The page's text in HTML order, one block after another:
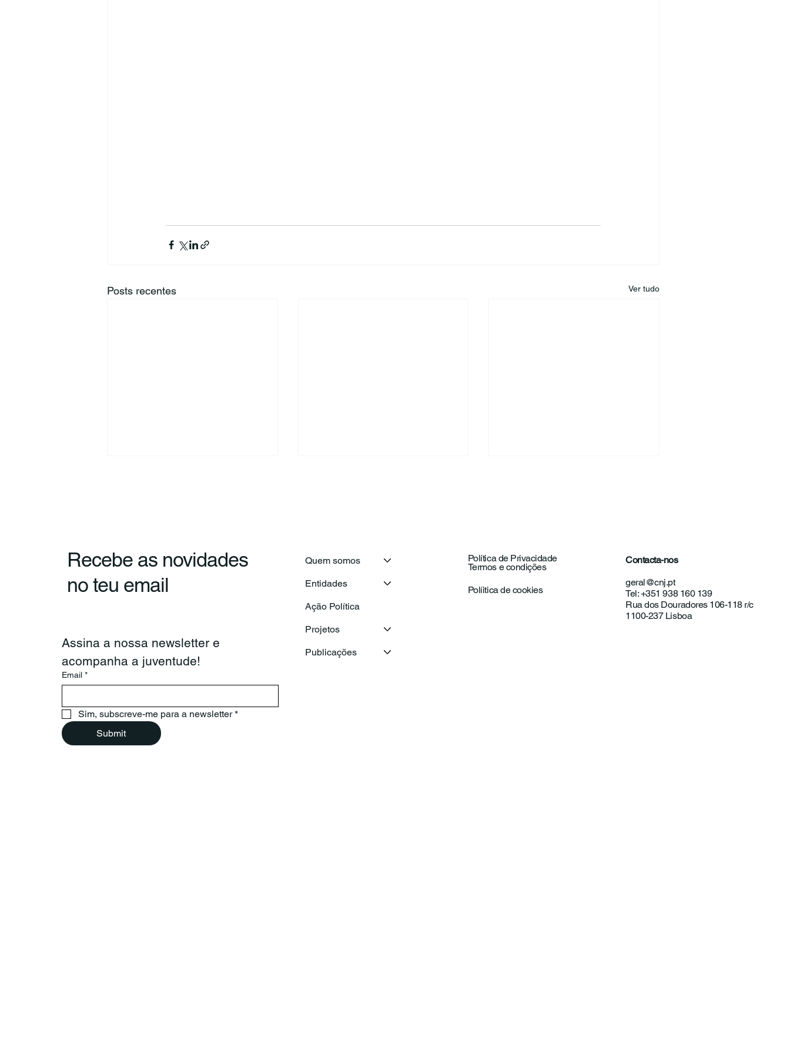
Posts recentes Ver tudo
Portuguesa de
visita o Conselho Nacional
reforçar a cooperação
entre as juventudes ibero-
americanas
Comunicado | Exames
Nacionais: Educação
como ferramenta de
Recebe as novidades
no teu email
Assina a nossa newsletter e
acompanha a juventude!
Email *
Sim, subscreve-me para a newsletter *
Submit
Quem somos
Entidades
Ação Política
Projetos
Publicações
Política de Privacidade
Termos e condições
Políitica de cookies
Contacta-nos
geral@cnj.pt
Tel: +351 938 160 139
Rua dos Douradores 106-118 r/c
1100-237 Lisboa